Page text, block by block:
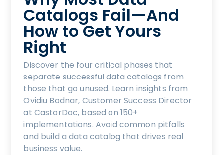
Catalogs Fail—And
How to Get Yours
Right
Discover the four critical phases that
separate successful data catalogs from
those that go unused. Learn insights from
Ovidiu Bodnar, Customer Success Director
at CastorDoc, based on 150+
implementations. Avoid common pitfalls
and build a data catalog that drives real
business value.